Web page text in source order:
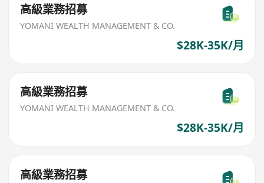
高級業務招募
YOMANI WEALTH MANAGEMENT & CO.
$28K-35K/月
高級業務招募
YOMANI WEALTH MANAGEMENT & CO.
$28K-35K/月
高級業務招募